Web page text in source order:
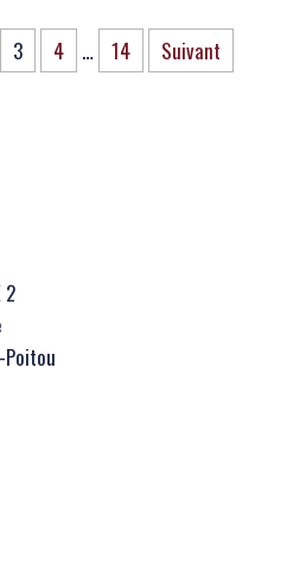
3 4 … 14 Suivant
2